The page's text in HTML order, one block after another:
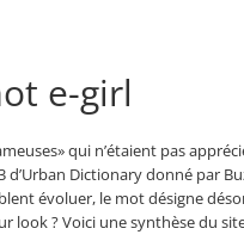
e-girl
qui n’étaient pas
Dictionary donné par
évoluer, le mot désigne
look ? Voici une synthèse du